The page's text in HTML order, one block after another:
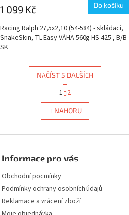
1 099 Kč Do košíku
Racing Ralph 27,5x2,10 (54-584) - skládací,
SnakeSkin, TL-Easy VÁHA 560g HS 425 , B/B-
SK
O
v
l
d
í
v
k
NAČÍST 5 DALŠÍCH
S
t
r
á
n
á
n
1 2
NAHORU
Informace pro vás
Obchodní podmínky
Podmínky ochrany osobních údajů
Reklamace a vrácení zboží